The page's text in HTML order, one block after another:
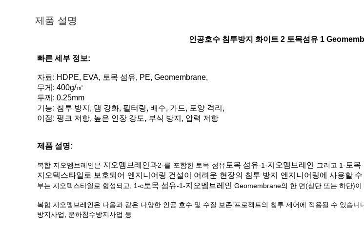
제품 설명
인공호수 침투방지 화이트 2 토목섬유 1
빠른 세부 정보:
자료: HDPE, EVA, 토목 섬유, PE, Geomembrane,
무게: 400g/㎡
두께: 0.25mm
기능: 침투 방지, 댐 강화, 필터링, 배수, 가드, 토양 격리,
이점: 펑크 저항, 높은 인장 강도, 부식 방지, 압력 저항
제품 설명:
복합 지오멤브레인은 지오멤브레인과2-를 포함한 토목 섬유 토목 섬유-1-지오멤브레인 그리고 1- 토목
지오텍스타일로 보호되어 엔지니어링 건설이 어려운 현장의 침투 방지 엔지니어링에 사용할 수
부는 지오텍스타일로 합성되고, 1-c토목 섬유-1-지오멤브레인 Geomembrane의 한 면(상단 또는 하단)
복합 지오멤브레인은 다음과 같은 다양한 인공 호수 및 수질 보존 프로젝트의 침투 제어에 적용될 수 있습니
방지사업, 운하침수방지사업 등